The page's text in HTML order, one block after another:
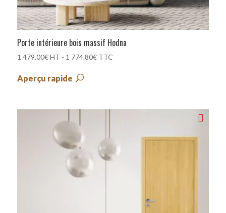
Porte intérieure bois massif Hodna
1 479.00€ HT - 1 774.80€TTC
Aperçu rapide